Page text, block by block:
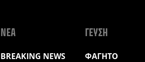
ΝΕΑ
BREAKING NEWS
ΓΕΥΣΗ
ΦΑΓΗΤΟ